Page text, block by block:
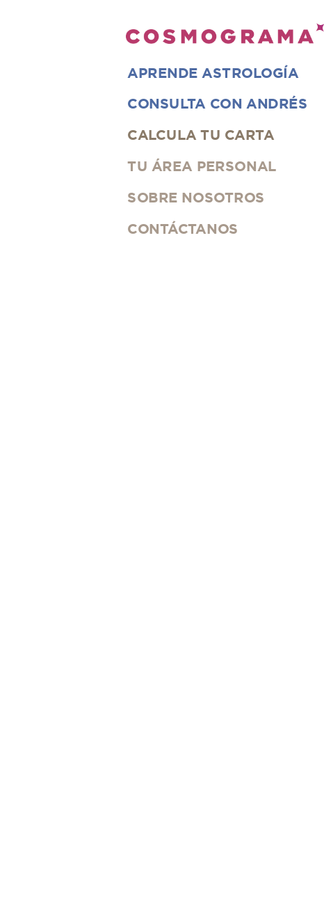
APRENDE ASTROLOGÍA
CONSULTA CON ANDRÉS
CALCULA TU CARTA
TU ÁREA PERSONAL
SOBRE NOSOTROS
CONTÁCTANOS